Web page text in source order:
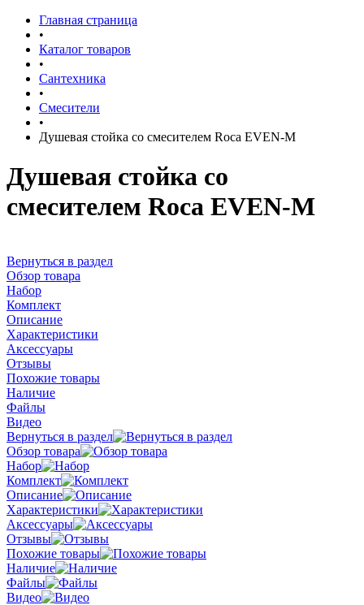
Главная страница
•
Каталог товаров
•
Сантехника
•
Смесители
•
Душевая стойка со смесителем Roca EVEN-M
Душевая стойка со
смесителем Roca EVEN-M
Вернуться в раздел
Обзор товара
Набор
Комплект
Описание
Характеристики
Аксессуары
Отзывы
Похожие товары
Наличие
Файлы
Видео
Вернуться в раздел
Обзор товара
Набор
Комплект
Описание
Характеристики
Аксессуары
Отзывы
Похожие товары
Наличие
Файлы
Видео